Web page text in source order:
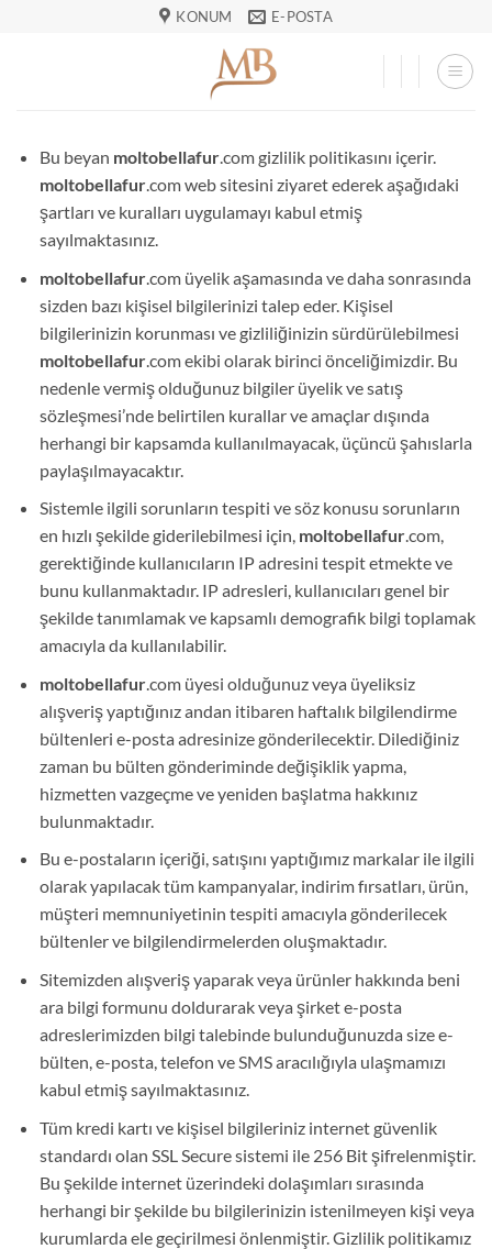
KONUM E-POSTA
Bu beyan moltobellafur.com gizlilik politikasını içerir.
moltobellafur.com web sitesini ziyaret ederek aşağıdaki
şartları ve kuralları uygulamayı kabul etmiş
sayılmaktasınız.
moltobellafur.com üyelik aşamasında ve daha sonrasında
sizden bazı kişisel bilgilerinizi talep eder. Kişisel
bilgilerinizin korunması ve gizliliğinizin sürdürülebilmesi
moltobellafur.com ekibi olarak birinci önceliğimizdir. Bu
nedenle vermiş olduğunuz bilgiler üyelik ve satış
sözleşmesi’nde belirtilen kurallar ve amaçlar dışında
herhangi bir kapsamda kullanılmayacak, üçüncü şahıslarla
paylaşılmayacaktır.
Sistemle ilgili sorunların tespiti ve söz konusu sorunların
en hızlı şekilde giderilebilmesi için, moltobellafur.com,
gerektiğinde kullanıcıların IP adresini tespit etmekte ve
bunu kullanmaktadır. IP adresleri, kullanıcıları genel bir
şekilde tanımlamak ve kapsamlı demografik bilgi toplamak
amacıyla da kullanılabilir.
moltobellafur.com üyesi olduğunuz veya üyeliksiz
alışveriş yaptığınız andan itibaren haftalık bilgilendirme
bültenleri e-posta adresinize gönderilecektir. Dilediğiniz
zaman bu bülten gönderiminde değişiklik yapma,
hizmetten vazgeçme ve yeniden başlatma hakkınız
bulunmaktadır.
Bu e-postaların içeriği, satışını yaptığımız markalar ile ilgili
olarak yapılacak tüm kampanyalar, indirim fırsatları, ürün,
müşteri memnuniyetinin tespiti amacıyla gönderilecek
bültenler ve bilgilendirmelerden oluşmaktadır.
Sitemizden alışveriş yaparak veya ürünler hakkında beni
ara bilgi formunu doldurarak veya şirket e-posta
adreslerimizden bilgi talebinde bulunduğunuzda size e-
bülten, e-posta, telefon ve SMS aracılığıyla ulaşmamızı
kabul etmiş sayılmaktasınız.
Tüm kredi kartı ve kişisel bilgileriniz internet güvenlik
standardı olan SSL Secure sistemi ile 256 Bit şifrelenmiştir.
Bu şekilde internet üzerindeki dolaşımları sırasında
herhangi bir şekilde bu bilgilerinizin istenilmeyen kişi veya
kurumlarda ele geçirilmesi önlenmiştir. Gizlilik politikamız